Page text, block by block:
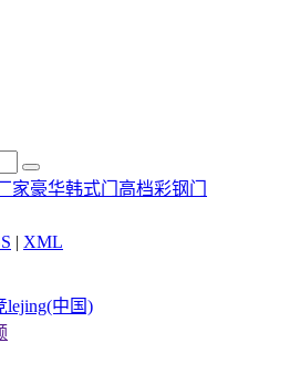
家豪华韩式门 高档彩钢门
| XML
lejing(中国)